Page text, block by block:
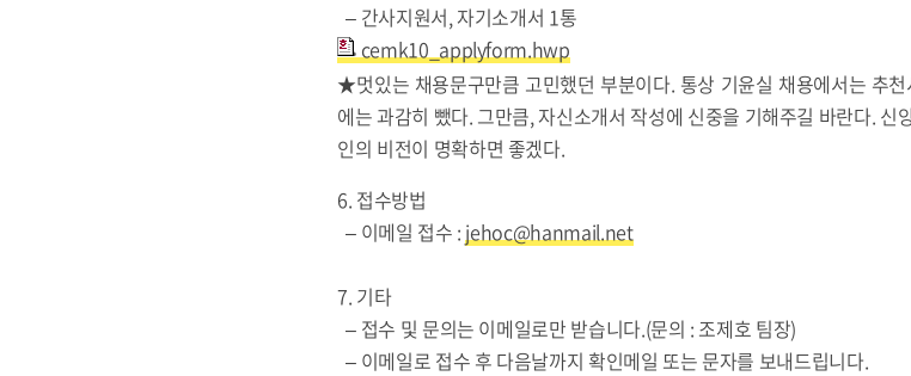
– 간사지원서, 자기소개서 1통
cemk10_applyform.hwp
★멋있는 채용문구만큼 고민했던 부분이다. 통상 기윤실 채용에서는 추
에는 과감히 뺐다. 그만큼, 자신소개서 작성에 신중을 기해주길 바란다.
인의 비전이 명확하면 좋겠다.
6. 접수방법
– 이메일 접수 : jehoc@hanmail.net
7. 기타
– 접수 및 문의는 이메일로만 받습니다.(문의 : 조제호 팀장)
– 이메일로 접수 후 다음날까지 확인메일 또는 문자를 보내드립니다.